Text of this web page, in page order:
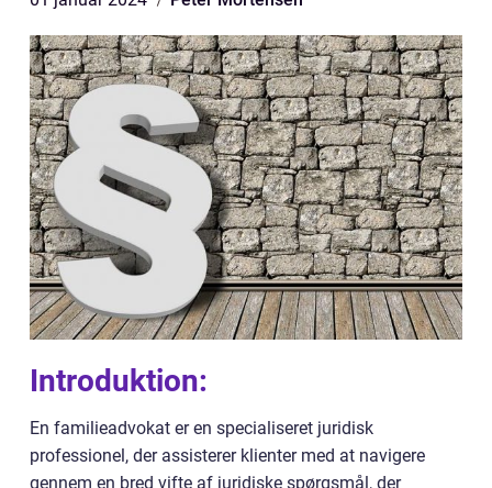
Introduktion:
En familieadvokat er en specialiseret juridisk
professionel, der assisterer klienter med at navigere
gennem en bred vifte af juridiske spørgsmål, der